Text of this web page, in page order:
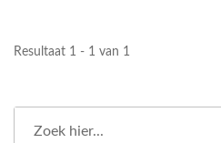
Resultaat 1 - 1 van 1